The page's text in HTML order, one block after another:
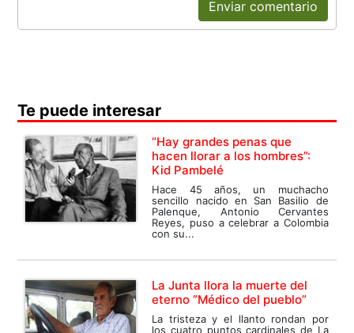
Enviar comentario
Te puede interesar
“Hay grandes penas que
hacen llorar a los hombres”:
Kid Pambelé
Hace 45 años, un muchacho
sencillo nacido en San Basilio de
Palenque, Antonio Cervantes
Reyes, puso a celebrar a Colombia
con su...
La Junta llora la muerte del
eterno ”Médico del pueblo”
La tristeza y el llanto rondan por
los cuatro puntos cardinales de La